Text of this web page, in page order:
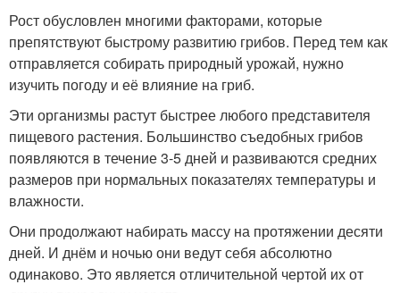
Рост обусловлен многими факторами, которые
препятствуют быстрому развитию грибов. Перед тем как
отправляется собирать природный урожай, нужно
изучить погоду и её влияние на гриб.
Эти организмы растут быстрее любого представителя
пищевого растения. Большинство съедобных грибов
появляются в течение 3-5 дней и развиваются средних
размеров при нормальных показателях температуры и
влажности.
Они продолжают набирать массу на протяжении десяти
дней. И днём и ночью они ведут себя абсолютно
одинаково. Это является отличительной чертой их от